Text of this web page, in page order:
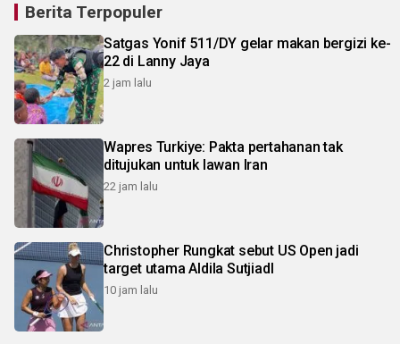
Berita Terpopuler
Satgas Yonif 511/DY gelar makan bergizi ke-
22 di Lanny Jaya
2 jam lalu
Wapres Turkiye: Pakta pertahanan tak
ditujukan untuk lawan Iran
22 jam lalu
Christopher Rungkat sebut US Open jadi
target utama Aldila SutjiadI
10 jam lalu